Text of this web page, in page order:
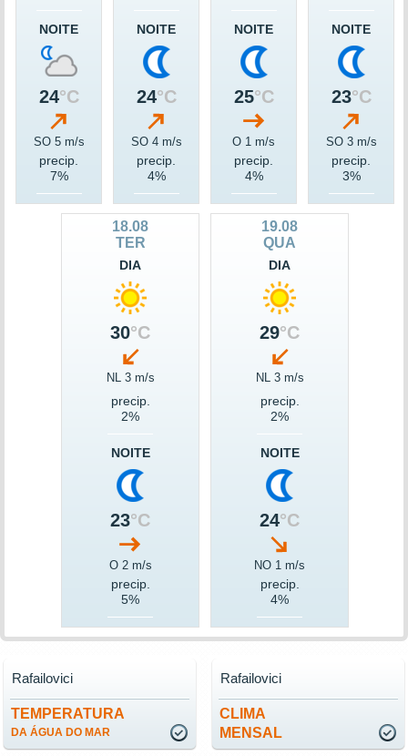
NOITE
24°C
SO 5 m/s
precip.
7%
NOITE
24°C
SO 4 m/s
precip.
4%
NOITE
25°C
O 1 m/s
precip.
4%
NOITE
23°C
SO 3 m/s
precip.
3%
18.08
TER
DIA
30°C
NL 3 m/s
precip.
2%
NOITE
23°C
O 2 m/s
precip.
5%
19.08
QUA
DIA
29°C
NL 3 m/s
precip.
2%
NOITE
24°C
NO 1 m/s
precip.
4%
TEMPERATURA
DA ÁGUA DO MAR
Rafailovici
CLIMA
MENSAL
Rafailovici